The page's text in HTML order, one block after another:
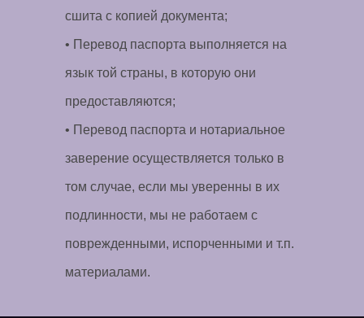
сшита с копией документа;
• Перевод паспорта выполняется на
язык той страны, в которую они
предоставляются;
• Перевод паспорта и нотариальное
заверение осуществляется только в
том случае, если мы уверенны в их
подлинности, мы не работаем с
поврежденными, испорченными и т.п.
материалами.